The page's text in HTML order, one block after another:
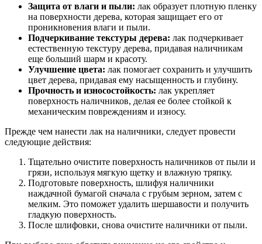
Защита от влаги и пыли: лак образует плотную пленку
на поверхности дерева, которая защищает его от
проникновения влаги и пыли.
Подчеркивание текстуры дерева: лак подчеркивает
естественную текстуру дерева, придавая наличникам
еще больший шарм и красоту.
Улучшение цвета: лак помогает сохранить и улучшить
цвет дерева, придавая ему насыщенность и глубину.
Прочность и износостойкость: лак укрепляет
поверхность наличников, делая ее более стойкой к
механическим повреждениям и износу.
Прежде чем нанести лак на наличники, следует провести
следующие действия:
Тщательно очистите поверхность наличников от пыли и
грязи, используя мягкую щетку и влажную тряпку.
Подготовьте поверхность, шлифуя наличники
наждачной бумагой сначала с грубым зерном, затем с
мелким. Это поможет удалить шершавости и получить
гладкую поверхность.
После шлифовки, снова очистите наличники от пыли.